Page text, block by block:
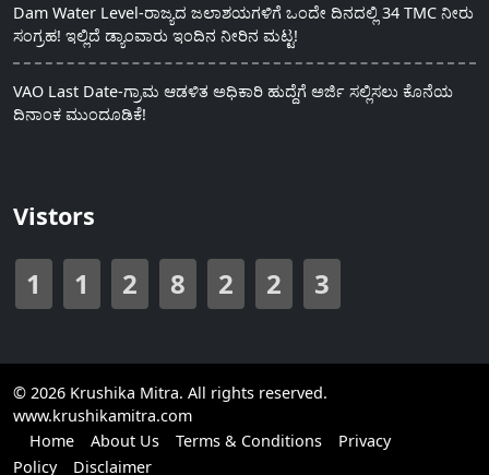
Dam Water Level-ರಾಜ್ಯದ ಜಲಾಶಯಗಳಿಗೆ ಒಂದೇ ದಿನದಲ್ಲಿ 34 TMC ನೀರು
ಸಂಗ್ರಹ! ಇಲ್ಲಿದೆ ಡ್ಯಾಂವಾರು ಇಂದಿನ ನೀರಿನ ಮಟ್ಟ!
VAO Last Date-ಗ್ರಾಮ ಆಡಳಿತ ಅಧಿಕಾರಿ ಹುದ್ದೆಗೆ ಅರ್ಜಿ ಸಲ್ಲಿಸಲು ಕೊನೆಯ
ದಿನಾಂಕ ಮುಂದೂಡಿಕೆ!
Vistors
1 1 2 8 2 2 3
© 2026 Krushika Mitra. All rights reserved.
www.krushikamitra.com
Home
About Us Terms & Conditions
Privacy
Policy
Disclaimer